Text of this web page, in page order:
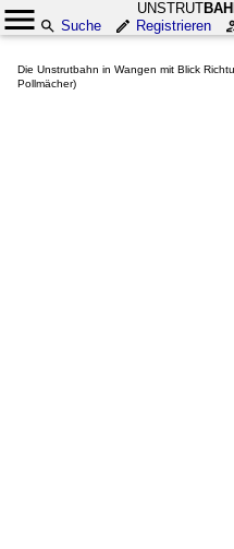
UNSTRUT
Suche
Registrieren
Die Unstrutbahn in Wangen mit Blick
Pollmächer)